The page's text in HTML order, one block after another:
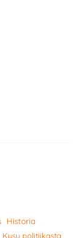
Historia
Kysy politiikasta